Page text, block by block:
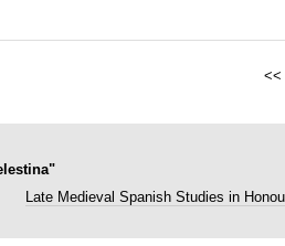
<<
Late Medieval Spanish Studies in